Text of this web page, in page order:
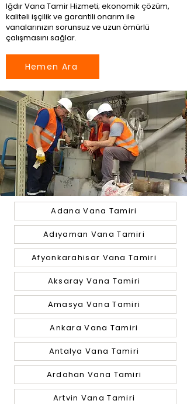
Iğdır Vana Tamir Hizmeti; ekonomik çözüm,
kaliteli işçilik ve garantili onarım ile
vanalarınızın sorunsuz ve uzun ömürlü
çalışmasını sağlar.
Hemen Ara
Adana Vana Tamiri
Adıyaman Vana Tamiri
Afyonkarahisar Vana Tamiri
Aksaray Vana Tamiri
Amasya Vana Tamiri
Ankara Vana Tamiri
Antalya Vana Tamiri
Ardahan Vana Tamiri
Artvin Vana Tamiri